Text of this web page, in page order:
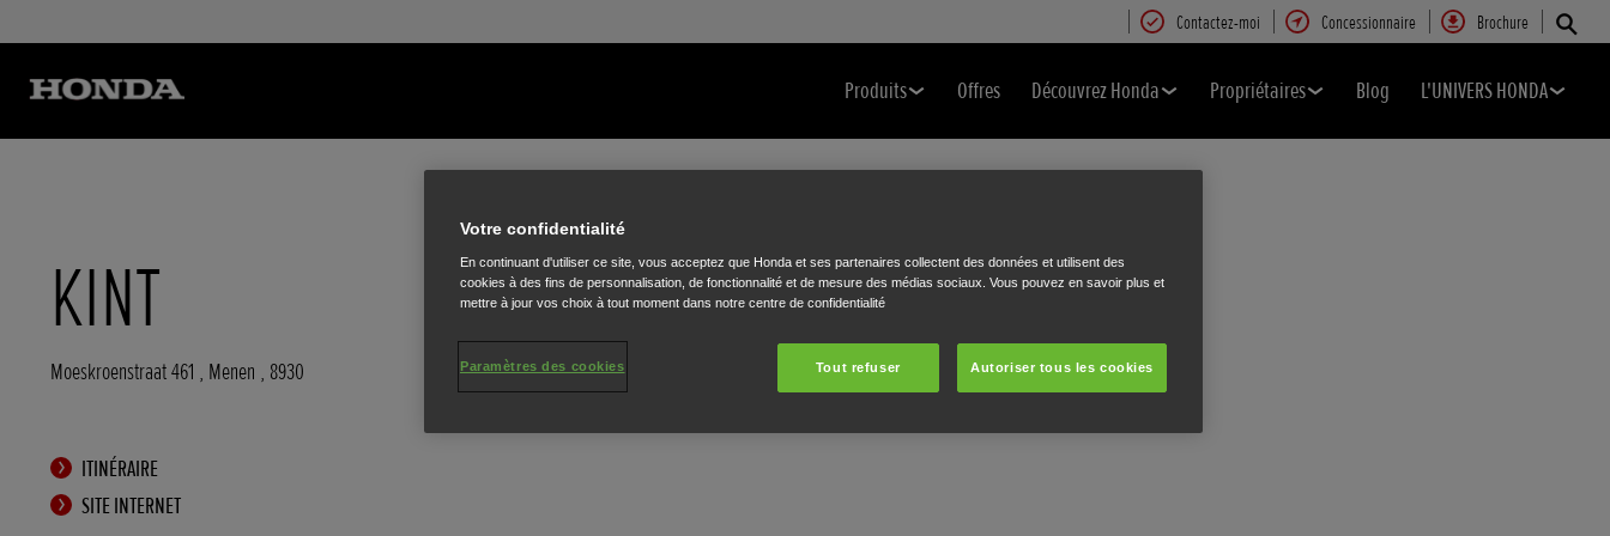
Contactez-moi Concessionnaire Brochure
Produits Offres Découvrez Honda Propriétaires Blog L'UNIVERS HONDA
KINT
Moeskroenstraat 461 , Menen , 8930
ITINÉRAIRE
SITE INTERNET
Votre confidentialité
En continuant d'utiliser ce site, vous acceptez que Honda et ses partenaires collectent des données et utilisent des
cookies à des fins de personnalisation, de fonctionnalité et de mesure des médias sociaux. Vous pouvez en savoir plus et
mettre à jour vos choix à tout moment dans notre centre de confidentialité
Tout refuser Autoriser tous les cookies
Paramètres des cookies